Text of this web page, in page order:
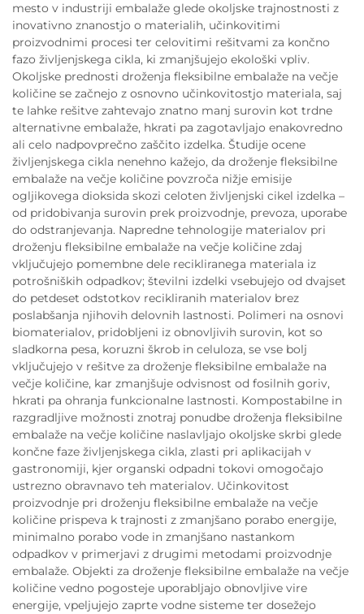
mesto v industriji embalaže glede okoljske trajnostnosti z
inovativno znanostjo o materialih, učinkovitimi
proizvodnimi procesi ter celovitimi rešitvami za končno
fazo življenjskega cikla, ki zmanjšujejo ekološki vpliv.
Okoljske prednosti droženja fleksibilne embalaže na večje
količine se začnejo z osnovno učinkovitostjo materiala, saj
te lahke rešitve zahtevajo znatno manj surovin kot trdne
alternativne embalaže, hkrati pa zagotavljajo enakovredno
ali celo nadpovprečno zaščito izdelka. Študije ocene
življenjskega cikla nenehno kažejo, da droženje fleksibilne
embalaže na večje količine povzroča nižje emisije
ogljikovega dioksida skozi celoten življenjski cikel izdelka –
od pridobivanja surovin prek proizvodnje, prevoza, uporabe
do odstranjevanja. Napredne tehnologije materialov pri
droženju fleksibilne embalaže na večje količine zdaj
vključujejo pomembne dele recikliranega materiala iz
potrošniških odpadkov; številni izdelki vsebujejo od dvajset
do petdeset odstotkov recikliranih materialov brez
poslabšanja njihovih delovnih lastnosti. Polimeri na osnovi
biomaterialov, pridobljeni iz obnovljivih surovin, kot so
sladkorna pesa, koruzni škrob in celuloza, se vse bolj
vključujejo v rešitve za droženje fleksibilne embalaže na
večje količine, kar zmanjšuje odvisnost od fosilnih goriv,
hkrati pa ohranja funkcionalne lastnosti. Kompostabilne in
razgradljive možnosti znotraj ponudbe droženja fleksibilne
embalaže na večje količine naslavljajo okoljske skrbi glede
končne faze življenjskega cikla, zlasti pri aplikacijah v
gastronomiji, kjer organski odpadni tokovi omogočajo
ustrezno obravnavo teh materialov. Učinkovitost
proizvodnje pri droženju fleksibilne embalaže na večje
količine prispeva k trajnosti z zmanjšano porabo energije,
minimalno porabo vode in zmanjšano nastankom
odpadkov v primerjavi z drugimi metodami proizvodnje
embalaže. Objekti za droženje fleksibilne embalaže na večje
količine vedno pogosteje uporabljajo obnovljive vire
energije, vpeljujejo zaprte vodne sisteme ter dosežejo